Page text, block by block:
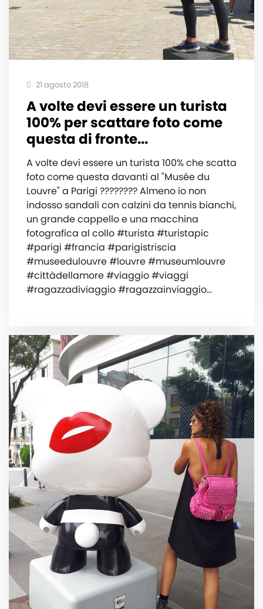
21 agosto 2018
A volte devi essere un turista
100% per scattare foto come
questa di fronte...
A volte devi essere un turista 100% che scatta
foto come questa davanti al "Musée du
Louvre" a Parigi ???????? Almeno io non
indosso sandali con calzini da tennis bianchi,
un grande cappello e una macchina
fotografica al collo #turista #turistapic
#parigi #francia #parigistriscia
#museedulouvre #louvre #museumlouvre
#cittàdellamore #viaggio #viaggi
#ragazzadiviaggio #ragazzainviaggio…